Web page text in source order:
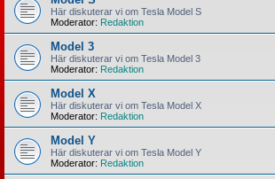
Här diskuterar vi om Tesla Model S
Moderator: Redaktion
Model 3
Här diskuterar vi om Tesla Model 3
Moderator: Redaktion
Model X
Här diskuterar vi om Tesla Model X
Moderator: Redaktion
Model Y
Här diskuterar vi om Tesla Model Y
Moderator: Redaktion